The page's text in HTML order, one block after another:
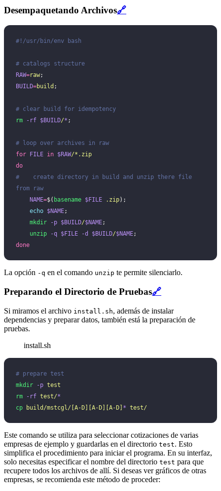
Desempaquetando Archivos🔗
#!/usr/bin/env bash
# catalogs structure
RAW=raw;
BUILD=build ;
# clear build for idempotency
rm -rf $BUILD/* ;
# loop over archives in raw
for FILE in $RAW/*.zip
do
#    create directory in build and unzip there file
from raw
    NAME
=$( basename $FILE .zip);
    echo
$NAME;
    mkdir
-p $BUILD/$NAME;
    unzip
-q $FILE -d $BUILD/$NAME;
done
La opción -q en el comando unzip te permite silenciarlo.
Preparando el Directorio de Pruebas🔗
Si miramos el archivo install.sh, además de instalar
dependencias y preparar datos, también está la preparación de
pruebas.
install.sh
# prepare test
mkdir -p test
rm -rf test/*
cp build/mstcgl/[A-D][A-D][A-D] * test/
Este comando se utiliza para seleccionar cotizaciones de varias
empresas de ejemplo y guardarlas en el directorio test. Esto
simplifica el procedimiento para iniciar el programa. En su interfaz,
solo necesitas especificar el nombre del directorio test para que
recupere todos los archivos de allí. Si deseas ver gráficos de otras
empresas, se recomienda este método de proceder: